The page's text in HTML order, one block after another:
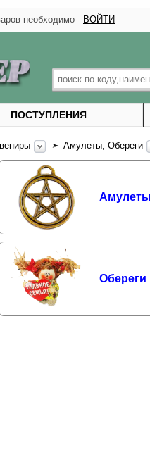
необходимо ВОЙТИ
ПОСТУПЛЕНИЯ
➣ Амулеты, Обереги
Амулеты
Обереги